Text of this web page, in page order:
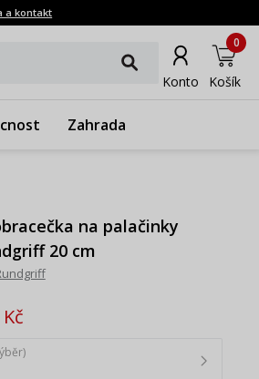
a kontakt
Konto Košík
0
Zahrada
na palačinky
20 cm
Kč